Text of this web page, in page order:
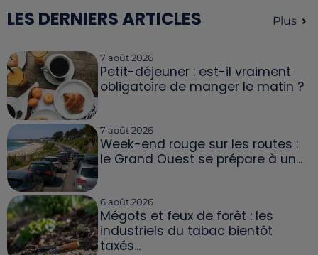
LES DERNIERS ARTICLES Plus
7 août 2026
Petit-déjeuner : est-il vraiment
obligatoire de manger le matin ?
7 août 2026
Week-end rouge sur les routes :
le Grand Ouest se prépare à un...
6 août 2026
Mégots et feux de forêt : les
industriels du tabac bientôt
taxés...